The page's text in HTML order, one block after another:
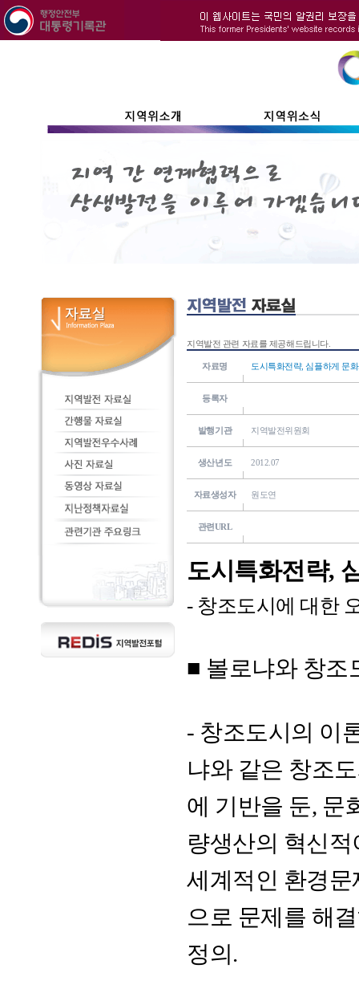
지역발전 관련 자료를 제공해드립니다.
자료명 도시특화전략, 심플하게 문
등록자
발행기관 지역발전위원회
생산년도 2012.07
자료생성자 원도연
관련URL
도시특화전략,
- 창조도시에 대한
■ 볼로냐와 창조
- 창조도시의 이
냐와 같은 창조
에 기반을 둔, 문
량생산의 혁신
세계적인 환경
으로 문제를 해
정의.